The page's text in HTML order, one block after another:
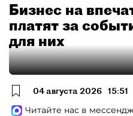
Бизнес на
платят за
для них
04 августа 2026 15:51
Читайте нас в